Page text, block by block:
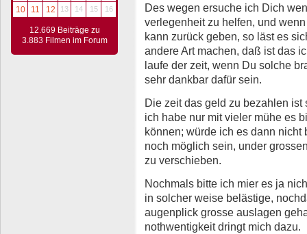
10
11 12 13 14 15 16
12.669 Beiträge zu
3.883 Filmen im Forum
Des wegen ersuche ich Dich
verlegenheit zu helfen, und
kann zurück geben, so läst es
andere Art machen, daß ist das
laufe der zeit, wenn Du solche
sehr dankbar dafür sein.
Die zeit das geld zu bezahlen ist
ich habe nur mit vieler mühe es
können; würde ich es dann
noch möglich sein, under
zu verschieben.
Nochmals bitte ich mier es ja
in solcher weise belästige,
augenplick grosse auslagen
nothwentigkeit dringt mich dazu.